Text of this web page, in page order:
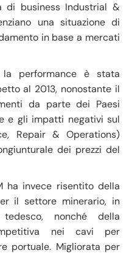
di business Industrial &
una situazione di
in base a mercati
performance è stata
al 2013, nonostante il
da parte dei Paesi
e gli impatti negativi sul
Repair & Operations)
dei prezzi del
ha invece risentito della
il settore minerario, in
nonché della
nei cavi per
portuale. Migliorata per